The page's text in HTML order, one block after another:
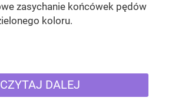
zasychanie końcówek pędów
koloru.
CZYTAJ DALEJ